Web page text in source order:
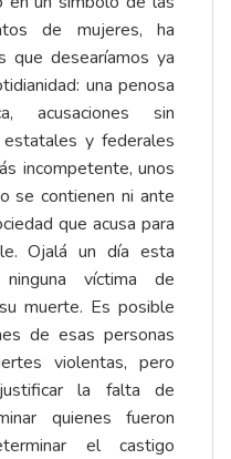
de mujeres, ha
que desearíamos ya
una penosa
acusaciones sin
y federales
incompetente, unos
se contienen ni ante
que acusa para
Ojalá un día esta
víctima de
muerte. Es posible
de esas personas
violentas, pero
la falta de
quienes fueron
el castigo